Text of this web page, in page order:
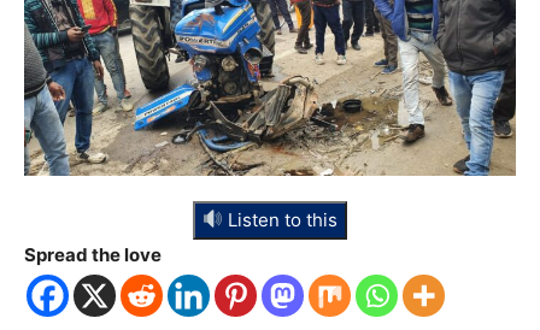
Listen to this
Spread the love